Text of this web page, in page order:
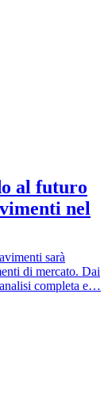
al futuro
nel
sarà
di mercato. Dai
completa e…